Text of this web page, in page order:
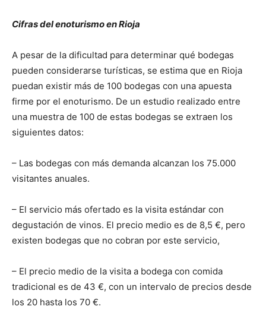
Cifras del enoturismo en Rioja
A pesar de la dificultad para determinar qué bodegas
pueden considerarse turísticas, se estima que en Rioja
puedan existir más de 100 bodegas con una apuesta
firme por el enoturismo. De un estudio realizado entre
una muestra de 100 de estas bodegas se extraen los
siguientes datos:
– Las bodegas con más demanda alcanzan los 75.000
visitantes anuales.
– El servicio más ofertado es la visita estándar con
degustación de vinos. El precio medio es de 8,5 €, pero
existen bodegas que no cobran por este servicio,
– El precio medio de la visita a bodega con comida
tradicional es de 43 €, con un intervalo de precios desde
los 20 hasta los 70 €.